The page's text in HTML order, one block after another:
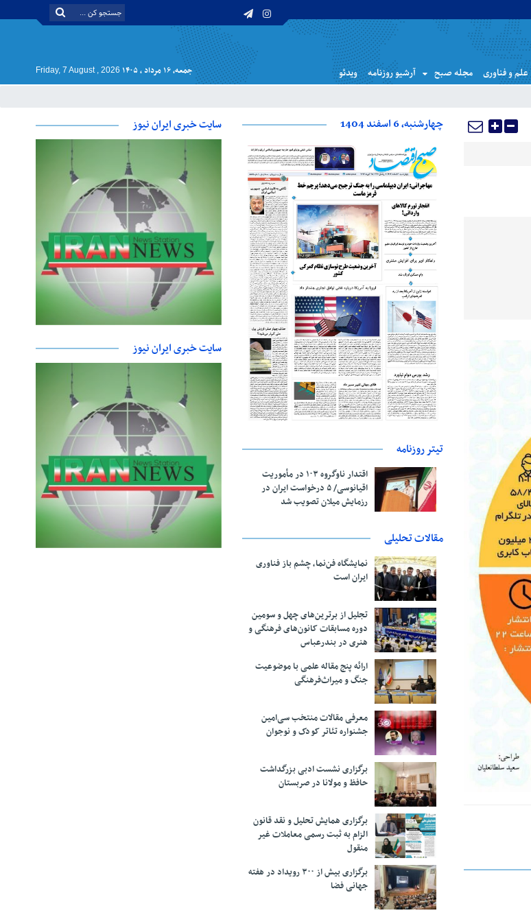
علم و فناوری مجله صبح آرشیو روزنامه ویدئو جمعه, ۱۶ مرداد , ۱۴۰۵ Friday, 7 August , 2026
چهارشنبه، 6 اسفند 1404
تیتر روزنامه
اقتدار ناوگروه ۱۰۳ در مأموریت‌
اقیانوسی/ ۵ درخواست ایران در
رزمایش میلان تصویب شد
مقالات تحلیلی
نمایشگاه فن‌نما، چشم باز فناوری
ایران است
تجلیل از بر‌ترین‌های چهل و سومین
دوره مسابقات کانون‌های فرهنگی و
هنری در بندرعباس
ارائه پنج مقاله علمی با موضوعیت
جنگ و میراث‌فرهنگی
معرفی مقالات منتخب سی‌امین
جشنواره تئاتر کودک و نوجوان
برگزاری نشست ادبی بزرگداشت
حافظ و مولانا در صربستان
برگزاری همایش تحلیل و نقد قانون
الزام به ثبت رسمی معاملات غیر
منقول
برگزاری بیش از ۳۰۰ رویداد در هفته
جهانی فضا
سایت خبری ایران نیوز
سایت خبری ایران نیوز